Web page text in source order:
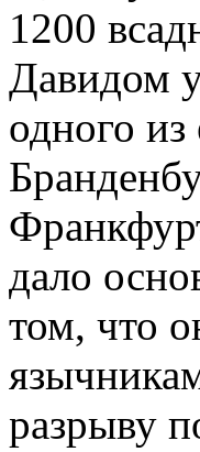
1200
Давидом
одного
дало
том, что
разрыву